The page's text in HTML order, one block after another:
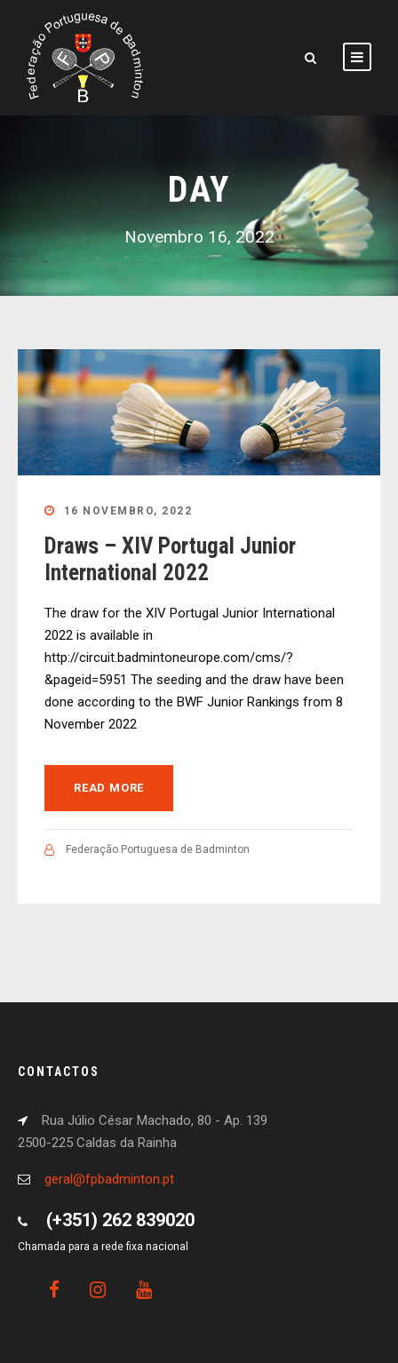
DAY
Novembro 16, 2022
16 NOVEMBRO, 2022
Draws – XIV Portugal Junior
International 2022
The draw for the XIV Portugal Junior International
2022 is available in
http://circuit.badmintoneurope.com/cms/?
&pageid=5951 The seeding and the draw have been
done according to the BWF Junior Rankings from 8
November 2022
READ MORE
Federação Portuguesa de Badminton
CONTACTOS
Rua Júlio César Machado, 80 - Ap. 139
2500-225 Caldas da Rainha
geral@fpbadminton.pt
(+351) 262 839020
Chamada para a rede fixa nacional